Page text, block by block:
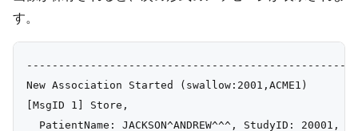
す。
New Association Started (swallow:2001,ACME1)
[MsgID 1] Store,
  PatientName: JACKSON^ANDREW^^^, StudyID: 20001,